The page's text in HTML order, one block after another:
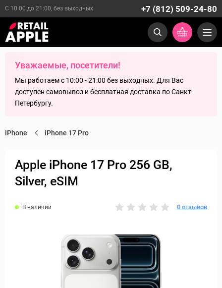
С 10:00 до 21:00, без выходных +7 (812) 509-24-80
Уважаемые, посетители!
Мы работаем с 10:00 - 21:00 без выходных. Для Вас
доступен самовывоз и бесплатная доставка по Санкт-
Петербургу.
iPhone iPhone 17 Pro
Apple iPhone 17 Pro 256 GB,
Silver, eSIM
В наличии 0 отзывов